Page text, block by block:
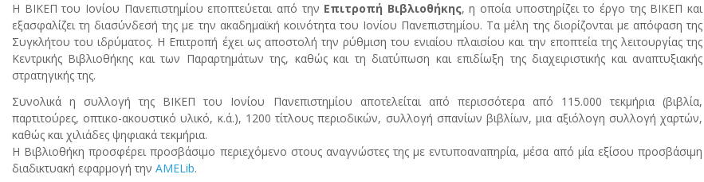
Η ΒΙΚΕΠ του Ιονίου Πανεπιστημίου εποπτεύεται από την Επιτροπή Βιβλιοθήκης, η οποία υποστηρίζει το έργο της ΒΙΚΕΠ και
εξασφαλίζει τη διασύνδεσή της με την ακαδημαϊκή κοινότητα του Ιονίου Πανεπιστημίου. Τα μέλη της διορίζονται με απόφαση της
Συγκλήτου του ιδρύματος. Η Επιτροπή έχει ως αποστολή την ρύθμιση του ενιαίου πλαισίου και την εποπτεία της λειτουργίας της
Κεντρικής Βιβλιοθήκης και των Παραρτημάτων της, καθώς και τη διατύπωση και επιδίωξη της διαχειριστικής και αναπτυξιακής
στρατηγικής της.
Συνολικά η συλλογή της ΒΙΚΕΠ του Ιονίου Πανεπιστημίου αποτελείται από περισσότερα από 115.000 τεκμήρια (βιβλία,
παρτιτούρες, οπτικο-ακουστικό υλικό, κ.ά.), 1200 τίτλους περιοδικών, συλλογή σπανίων βιβλίων, μια αξιόλογη συλλογή χαρτών,
καθώς και χιλιάδες ψηφιακά τεκμήρια.
Η Βιβλιοθήκη προσφέρει προσβάσιμο περιεχόμενο στους αναγνώστες της με εντυποαναπηρία, μέσα από μία εξίσου προσβάσιμη
διαδικτυακή εφαρμογή την AMELib.